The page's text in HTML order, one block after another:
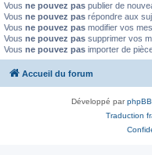
Vous ne pouvez pas publier de
Vous ne pouvez pas répondre aux
Vous ne pouvez pas modifier vos
Vous ne pouvez pas supprimer vos
Vous ne pouvez pas importer de
Accueil du forum
Développé parphpBB
Traduction